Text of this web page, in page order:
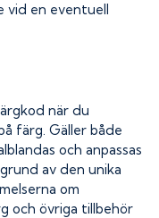
vid en eventuell
när du
färg. Gäller både
och anpassas
av den unika
om
och övriga tillbehör